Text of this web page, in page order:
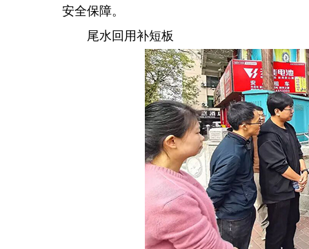
安全保障。
尾水回用补短板